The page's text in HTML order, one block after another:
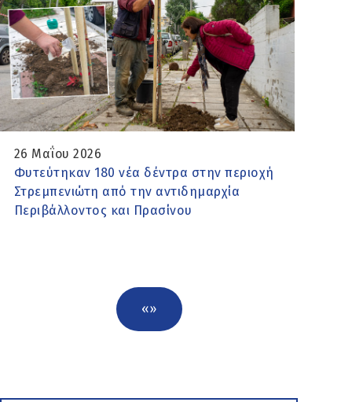
26 Μαΐου 2026
Φυτεύτηκαν 180 νέα δέντρα στην περιοχή
Στρεμπενιώτη από την αντιδημαρχία
Περιβάλλοντος και Πρασίνου
«»